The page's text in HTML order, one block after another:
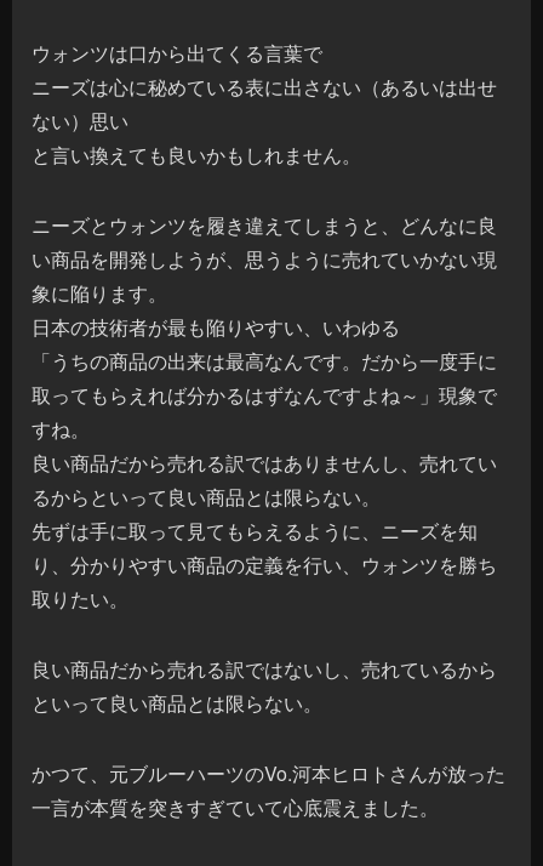
ウォンツは口から出てくる言葉で
ニーズは心に秘めている表に出さない（あるいは出せ
ない）思い
と言い換えても良いかもしれません。
ニーズとウォンツを履き違えてしまうと、どんなに良
い商品を開発しようが、思うように売れていかない現
象に陥ります。
日本の技術者が最も陥りやすい、いわゆる
「うちの商品の出来は最高なんです。だから一度手に
取ってもらえれば分かるはずなんですよね～」現象で
すね。
良い商品だから売れる訳ではありませんし、売れてい
るからといって良い商品とは限らない。
先ずは手に取って見てもらえるように、ニーズを知
り、分かりやすい商品の定義を行い、ウォンツを勝ち
取りたい。
良い商品だから売れる訳ではないし、売れているから
といって良い商品とは限らない。
かつて、元ブルーハーツのVo.河本ヒロトさんが放った
一言が本質を突きすぎていて心底震えました。